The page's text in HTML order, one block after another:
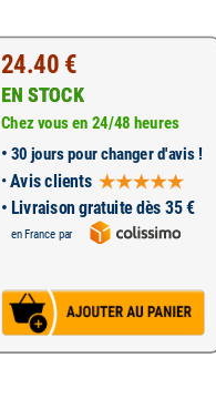
24.40 €
EN STOCK
Chez vous en 24/48 heures
• 30 jours pour changer d'avis !
•Avis clients
• Livraison gratuite dès 35 €
en France par